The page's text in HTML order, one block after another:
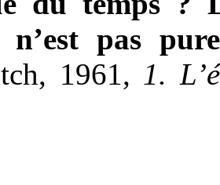
n’est pas
1961, 1.